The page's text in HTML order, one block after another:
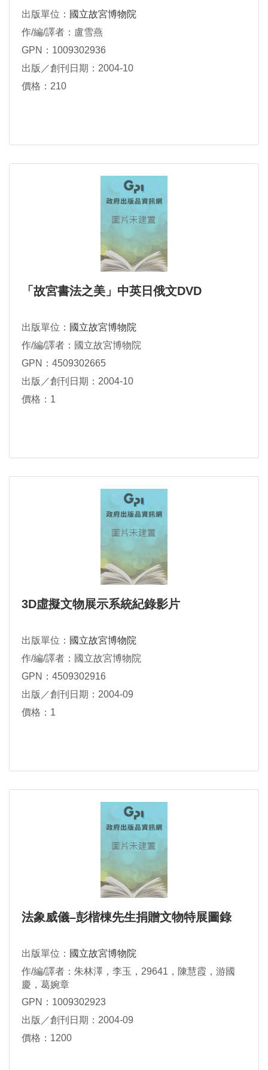
出版單位： 國立故宮博物院
作/編/譯者：盧雪燕
GPN：1009302936
出版／創刊日期：2004-10
價格：210
「故宮書法之美」中英日俄文DVD
出版單位： 國立故宮博物院
作/編/譯者：國立故宮博物院
GPN：4509302665
出版／創刊日期：2004-10
價格：1
3D虛擬文物展示系統紀錄影片
出版單位： 國立故宮博物院
作/編/譯者：國立故宮博物院
GPN：4509302916
出版／創刊日期：2004-09
價格：1
法象威儀–彭楷棟先生捐贈文物特展圖錄
出版單位： 國立故宮博物院
作/編/譯者：朱林澤，李玉，29641，陳慧霞，游國
慶，葛婉章
GPN：1009302923
出版／創刊日期：2004-09
價格：1200